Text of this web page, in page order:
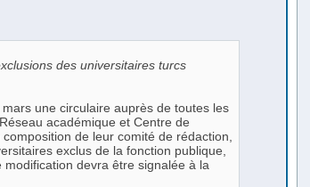
des universitaires turcs
une circulaire auprès de toutes les
académique et Centre de
de leur comité de rédaction,
exclus de la fonction publique,
devra être signalée à la